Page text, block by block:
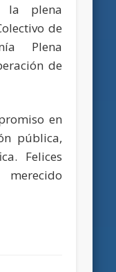
la plena
de
Plena
de
en
pública,
Felices